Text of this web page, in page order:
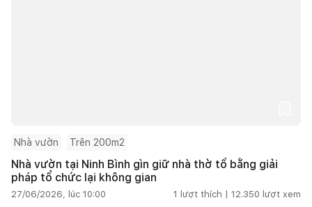
Nhà vườn Trên 200m2
Nhà vườn tại Ninh Bình gìn giữ nhà thờ tổ bằng giải
pháp tổ chức lại không gian
27/06/2026, lúc 10:00 1 lượt thích | 12.350 lượt xem